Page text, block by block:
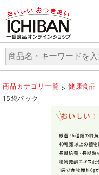
商品カテゴリ一覧 > 健康食品
15袋パック